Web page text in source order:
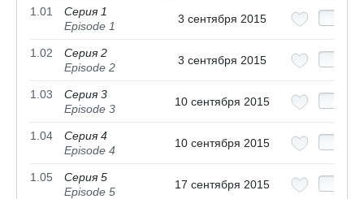
1.01
Серия 1
Episode 1
3 сентября 2015
1.02
Серия 2
Episode 2
3 сентября 2015
1.03
Серия 3
Episode 3
10 сентября 2015
1.04
Серия 4
Episode 4
10 сентября 2015
1.05
Серия 5
Episode 5
17 сентября 2015